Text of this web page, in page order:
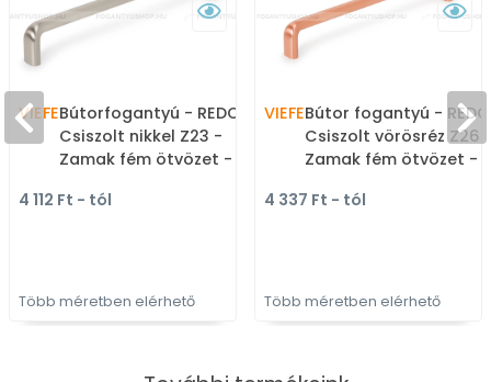
VIEFEBútorfogantyú - REDO -
Csiszolt nikkel Z23 -
Zamak fém ötvözet -
fém bútorfogantyú
4 112 Ft - tól
Több méretben elérhető
VIEFEBútor fogantyú -
Csiszolt vörösréz Z26
Zamak fém ötvözet -
színes fém
4 337 Ft - tól
Több méretben elérhető